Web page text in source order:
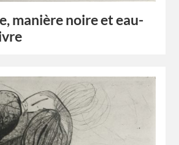
manière noire et eau-